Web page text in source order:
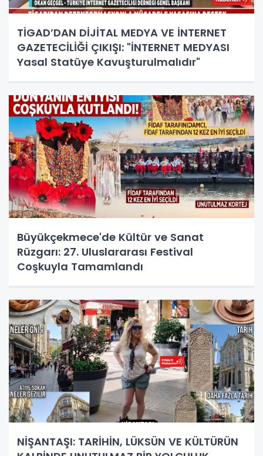
TİGAD’DAN DİJİTAL MEDYA VE İNTERNET
GAZETECİLİĞİ ÇIKIŞI: "İNTERNET MEDYASI
Yasal Statüye Kavuşturulmalıdır"
Büyükçekmece'de Kültür ve Sanat
Rüzgarı: 27. Uluslararası Festival
Coşkuyla Tamamlandı
NİŞANTAŞI: TARİHİN, LÜKSÜN VE KÜLTÜRÜN